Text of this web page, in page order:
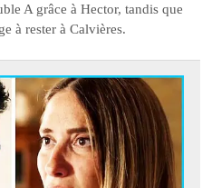
A grâce à Hector, tandis que
à rester à Calvières.